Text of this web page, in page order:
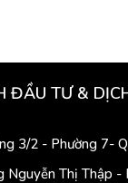
ĐẦU TƯ &
3/2 - Phường 7-
Nguyễn Thị Thập -